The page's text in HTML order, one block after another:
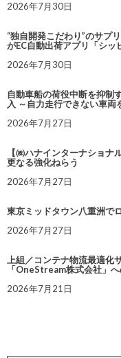
2026年7月30日
“独自開発こだわり”のサプ
がEC自動出荷アプリ「シッ
2026年7月30日
自動車船の荷役中断を抑制
入 ～自力走行できない車両
2026年7月27日
【㈱ハナインターナショ
更なる強化ねらう
2026年7月27日
東京ミッドタウン八重洲で
2026年7月27日
上組／コンテナ物流最適化
「OneStream株式会社」
2026年7月21日